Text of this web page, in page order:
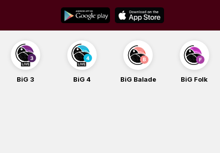
content
BiG 3 BiG 4 BiG Balade BiG Folk